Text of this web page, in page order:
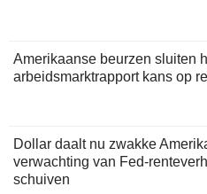
Amerikaanse beurzen sluiten
arbeidsmarktrapport kans op
Dollar daalt nu zwakke
verwachting van Fed-
schuiven